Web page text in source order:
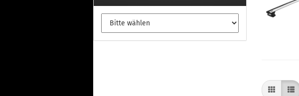
Schliesszylinder
Diebstahlschutz